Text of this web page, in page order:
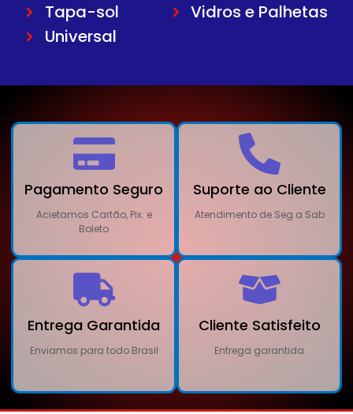
Tapa-sol
Universal
Vidros e Palhetas
Pagamento Seguro
Acietamos Cartão, Pix. e
Boleto
Suporte ao Cliente
Atendimento de Seg a Sab
Entrega Garantida
Enviamos para todo Brasil
Cliente Satisfeito
Entrega garantida